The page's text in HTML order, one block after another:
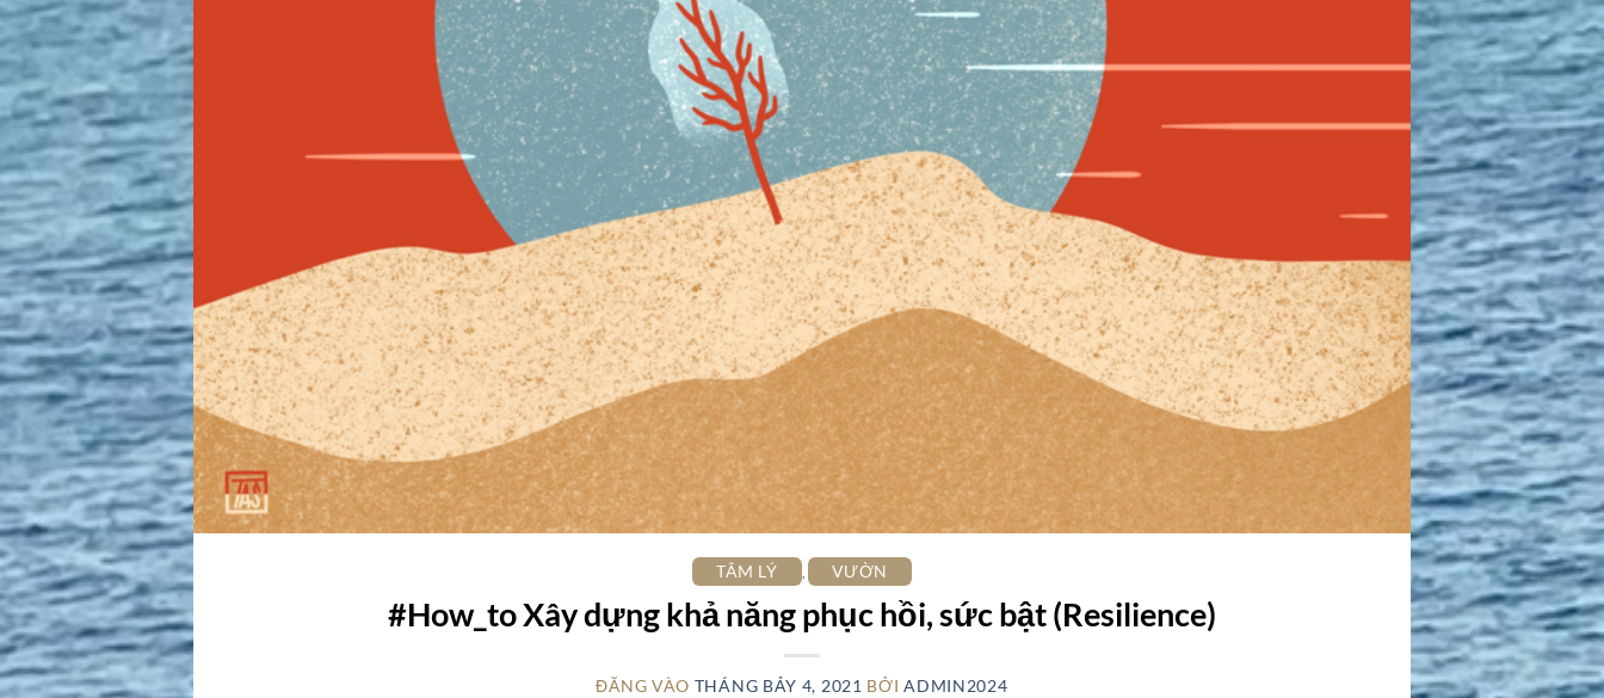
TÂM LÝ VƯỜN
#How_to Xây dựng khả năng phục hồi, sức bật (Resilience)
ĐĂNG VÀO THÁNG BẢY 4, 2021 BỞIADMIN2024